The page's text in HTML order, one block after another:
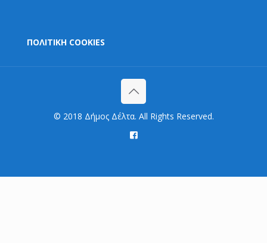
ΠΟΛΙΤΙΚΗ COOKIES
© 2018 Δήμος Δέλτα. All Rights Reserved.